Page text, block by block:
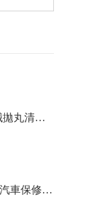
3、發往長沙安裝完畢的工程機械拋丸清理機
6、舉升機專用拋丸清理機--營口汽車保修設備協會